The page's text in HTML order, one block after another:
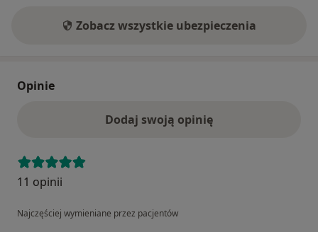
Zobacz wszystkie ubezpieczenia
Opinie
Dodaj swoją opinię
11 opinii
Najczęściej wymieniane przez pacjentów